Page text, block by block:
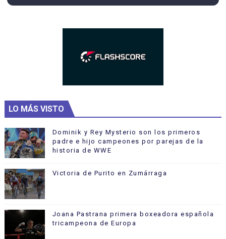
LO MÁS VISTO
Dominik y Rey Mysterio son los primeros
padre e hijo campeones por parejas de la
historia de WWE
Victoria de Purito en Zumárraga
Joana Pastrana primera boxeadora española
tricampeona de Europa